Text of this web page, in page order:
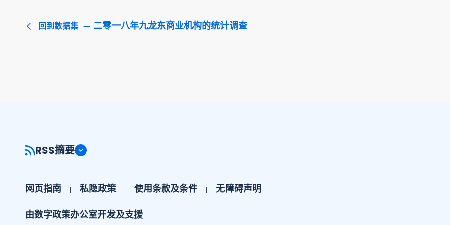
回到数据集 二零一八年九龙东商业机构的统计调查
RSS摘要
网页指南 私隐政策 使用条款及条件 无障碍声明
由数字政策办公室开发及支援